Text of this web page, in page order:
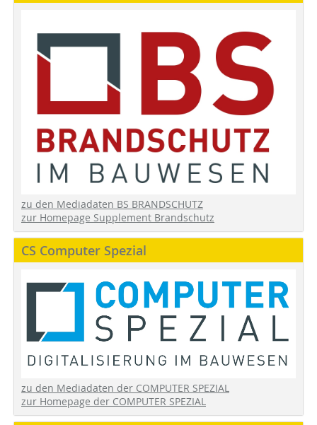
zu den Mediadaten BS BRANDSCHUTZ
zur Homepage Supplement Brandschutz
CS Computer Spezial
zu den Mediadaten der COMPUTER SPEZIAL
zur Homepage der COMPUTER SPEZIAL